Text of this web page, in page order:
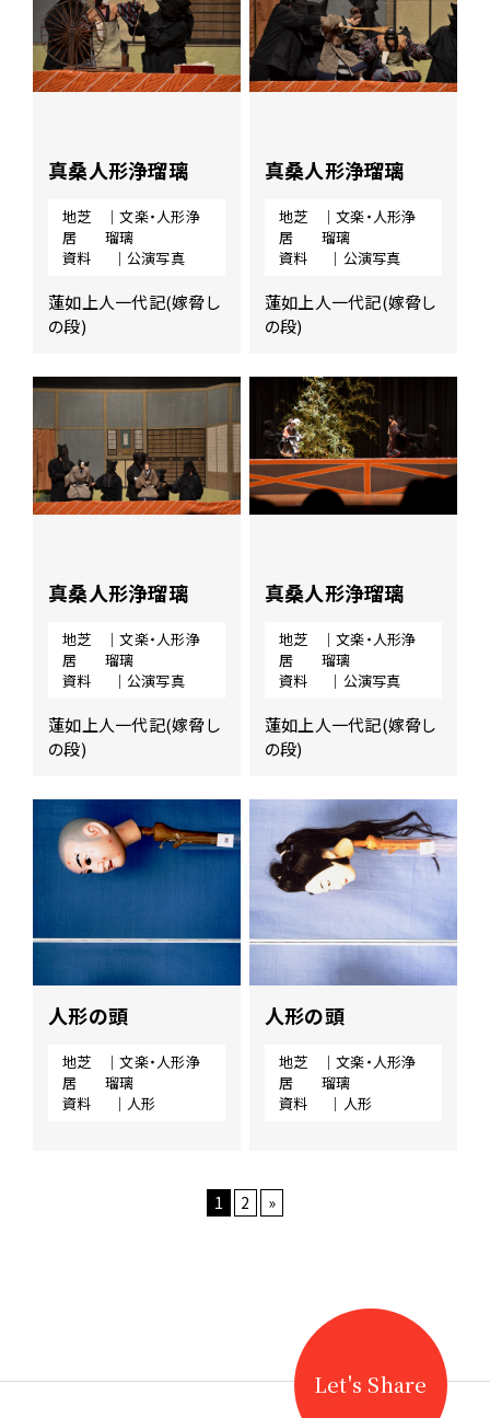
真桑人形浄瑠璃
地芝
居
｜文楽・人形浄
瑠璃
資料
｜公演写真
蓮如上人一代記(嫁脅し
の段)
真桑人形浄瑠璃
地芝
居
｜文楽・人形浄
瑠璃
資料
｜公演写真
蓮如上人一代記(嫁脅し
の段)
真桑人形浄瑠璃
地芝
居
｜文楽・人形浄
瑠璃
資料
｜公演写真
蓮如上人一代記(嫁脅し
の段)
真桑人形浄瑠璃
地芝
居
｜文楽・人形浄
瑠璃
資料
｜公演写真
蓮如上人一代記(嫁脅し
の段)
人形の頭
地芝
居
｜文楽・人形浄
瑠璃
資料
｜人形
人形の頭
地芝
居
｜文楽・人形浄
瑠璃
資料
｜人形
1 2 »
Let's Share